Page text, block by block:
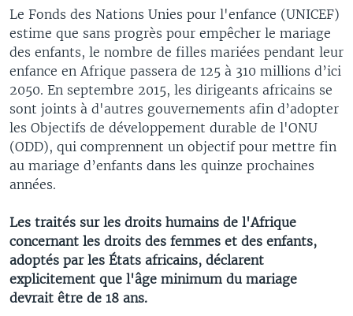
Le Fonds des Nations Unies pour l'enfance (UNICEF)
estime que sans progrès pour empêcher le mariage
des enfants, le nombre de filles mariées pendant leur
enfance en Afrique passera de 125 à 310 millions d’ici
2050. En septembre 2015, les dirigeants africains se
sont joints à d'autres gouvernements afin d’adopter
les Objectifs de développement durable de l'ONU
(ODD), qui comprennent un objectif pour mettre fin
au mariage d’enfants dans les quinze prochaines
années.
Les traités sur les droits humains de l'Afrique
concernant les droits des femmes et des enfants,
adoptés par les États africains, déclarent
explicitement que l'âge minimum du mariage
devrait être de 18 ans.